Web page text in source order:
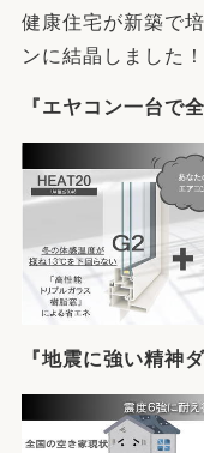
健康住宅が新築で
ンに結晶しました！
『エヤコン一台で
『地震に強い精神